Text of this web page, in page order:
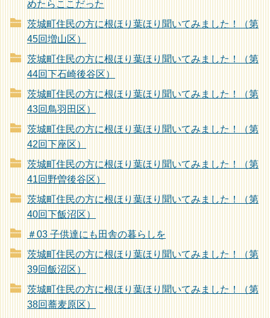
めたらここだった
茨城町住民の方に根ほり葉ほり聞いてみました！（第
45回増山区）
茨城町住民の方に根ほり葉ほり聞いてみました！（第
44回下石崎後谷区）
茨城町住民の方に根ほり葉ほり聞いてみました！（第
43回鳥羽田区）
茨城町住民の方に根ほり葉ほり聞いてみました！（第
42回下座区）
茨城町住民の方に根ほり葉ほり聞いてみました！（第
41回野曽後谷区）
茨城町住民の方に根ほり葉ほり聞いてみました！（第
40回下飯沼区）
＃03 子供達にも田舎の暮らしを
茨城町住民の方に根ほり葉ほり聞いてみました！（第
39回飯沼区）
茨城町住民の方に根ほり葉ほり聞いてみました！（第
38回蕎麦原区）